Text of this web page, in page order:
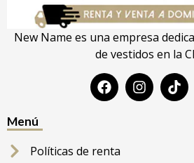
New Name es una empresa
de vestidos en la
Menú
Políticas de renta